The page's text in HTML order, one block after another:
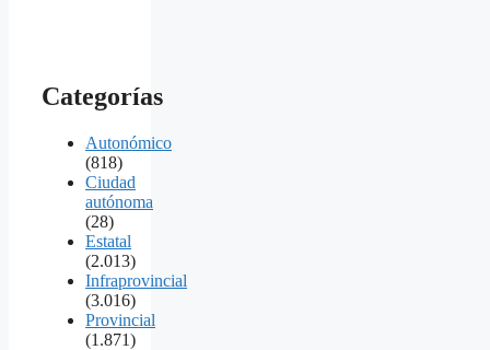
Categorías
Autonómico
(818)
Ciudad
autónoma
(28)
Estatal
(2.013)
Infraprovincial
(3.016)
Provincial
(1.871)